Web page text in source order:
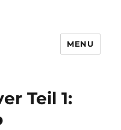
MENU
Teil 1: